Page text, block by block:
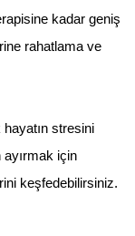
kadar geniş
rahatlama ve
stresini
için
keşfedebilirsiniz.